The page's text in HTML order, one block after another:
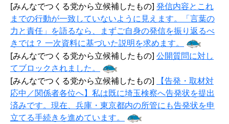
[みんなでつくる党から立候補したもの] 発信内容とこれ
までの行動が一致していないように見えます。「言葉の
力と責任」を語るなら、まずご自身の発信を振り返るべ
きでは？ 一次資料に基づいた説明を求めます。
[みんなでつくる党から立候補したもの] 公開質問に対し
てブロックされました。
[みんなでつくる党から立候補したもの]
【告発・取材対
応中／関係者各位へ】私は既に埼玉検察へ告発状を提出
済みです。現在、兵庫・東京都内の所管にも告発状を申
立てる手続きを進めています。